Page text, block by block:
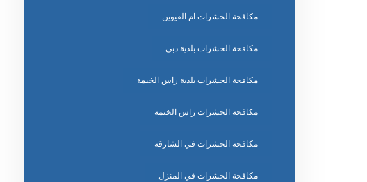
مكافحة الحشرات ام القيوين
مكافحة الحشرات بلدية دبي
مكافحة الحشرات بلدية راس الخيمة
مكافحة الحشرات راس الخيمة
مكافحة الحشرات في الشارقة
مكافحة الحشرات في المنزل